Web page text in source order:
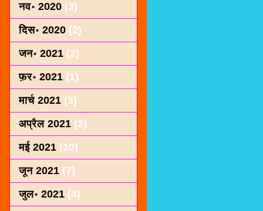
नव॰ 2020 (3)
दिस॰ 2020 (2)
जन॰ 2021 (2)
फ़र॰ 2021 (1)
मार्च 2021 (3)
अप्रैल 2021 (2)
मई 2021 (10)
जून 2021 (7)
जुल॰ 2021 (4)